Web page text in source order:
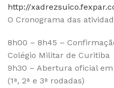
http://
O Cronograma das
8h00 – 8h45 –
Colégio Militar de Curitiba
9h30 – Abertura oficial
(1ª, 2ª e 3ª rodadas)